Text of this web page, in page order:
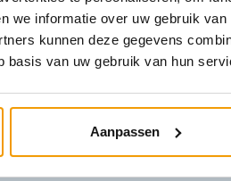
we informatie over uw gebruik
kunnen deze gegevens
basis van uw gebruik van hun
Aanpassen